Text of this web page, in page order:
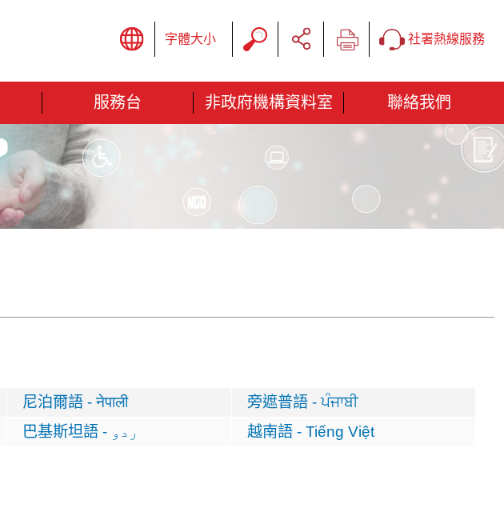
字體大小 社署熱線服務
服務台 非政府機構資料室 聯絡我們
尼泊爾語 -नेपाली 旁遮普語 -ਪੰਜਾਬੀ
巴基斯坦語 - ردو 越南語 -Tiếng Việt